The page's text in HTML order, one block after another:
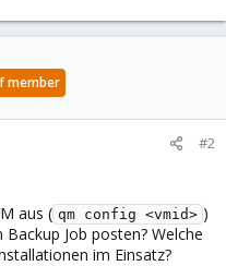
member
#2
aus ( qm config <vmid> )
Job posten? Welche
im Einsatz?